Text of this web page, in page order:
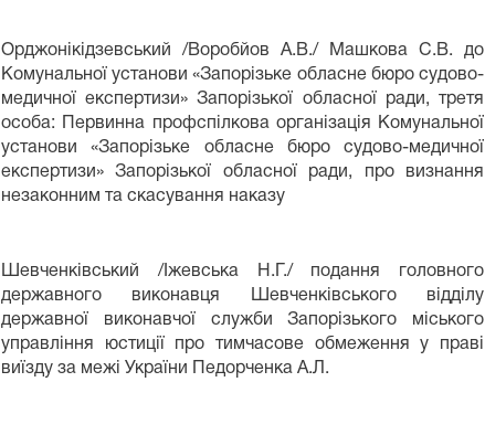
Орджонікідзевський /Воробйов А.В./ Машкова С.В. до
Комунальної установи «Запорізьке обласне бюро судово-
медичної експертизи» Запорізької обласної ради, третя
особа: Первинна профспілкова організація Комунальної
установи «Запорізьке обласне бюро судово-медичної
експертизи» Запорізької обласної ради, про визнання
незаконним та скасування наказу
Шевченківський /Іжевська Н.Г./ подання головного
державного виконавця Шевченківського відділу
державної виконавчої служби Запорізького міського
управління юстиції про тимчасове обмеження у праві
виїзду за межі України Педорченка А.Л.